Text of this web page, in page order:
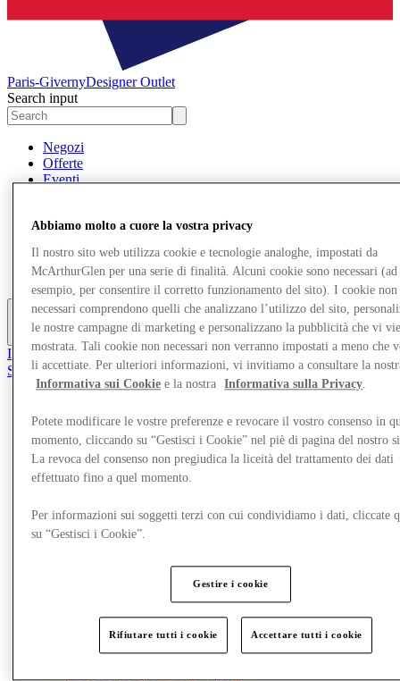
Paris-GivernyDesigner Outlet
Search input
Negozi
Offerte
Eventi
Servizi
Ricerca di lavoro
Gift Card
More
Il Club
Salvata
it
Negozi
Eventi
Pianifica la tua visita
Ristoranti
Turismo
Ricerca di lavoro
Abbiamo molto a cuore la vostra privacy
Il nostro sito web utilizza cookie e tecnologie analoghe, impostati da
McArthurGlen per una serie di finalità. Alcuni cookie sono necessari (ad
esempio, per consentire il corretto funzionamento del sito). I cookie non
necessari comprendono quelli che analizzano l’utilizzo del sito,
le nostre campagne di marketing e personalizzano la pubblicità che vi
mostrata. Tali cookie non necessari non verranno impostati a meno che
li accettiate. Per ulteriori informazioni, vi invitiamo a consultare la
Informativa sui Cookie e la nostra Informativa sulla Privacy
Potete modificare le vostre preferenze e revocare il vostro consenso in
momento, cliccando su “Gestisci i Cookie” nel piè di pagina del nostro
La revoca del consenso non pregiudica la liceità del trattamento dei dati
effettuato fino a quel momento.
Per informazioni sui soggetti terzi con cui condividiamo i dati, cliccate
su “Gestisci i Cookie”.
Gestire i cookie
Rifiutare tutti i cookie Accettare tutti i cookie